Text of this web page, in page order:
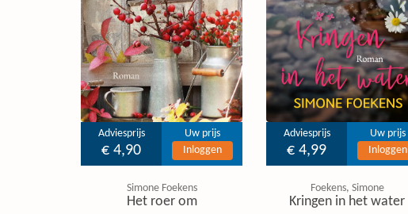
Adviesprijs
€ 4,90
Uw prijs
Inloggen
Simone Foekens
Het roer om
Adviesprijs
€ 4,99
Uw prijs
Inloggen
Foekens, Simone
Kringen in het water